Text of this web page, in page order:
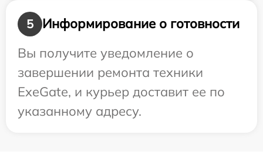
5
Информирование о готовности
Вы получите уведомление о
завершении ремонта техники
ExeGate, и курьер доставит ее по
указанному адресу.